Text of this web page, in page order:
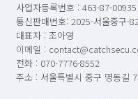
사업자등록번호 : 463-87-00935
통신판매번호: 2025-서울중구-
대표자 : 조아영
이메일 :
전화 : 070-7776-8552
주소 : 서울특별시 중구 명동길